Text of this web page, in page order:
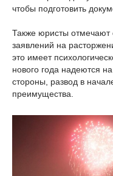
чтобы подготовить
Также юристы отмечают
заявлений на
это имеет
нового года надеются
стороны, развод в
преимущества.